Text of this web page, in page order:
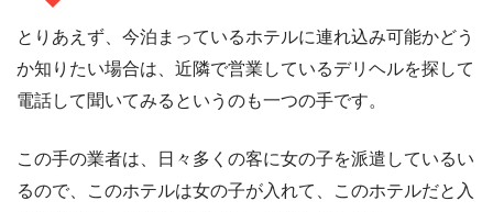
とりあえず、今泊まっているホテルに連れ込み可能かどう
か知りたい場合は、近隣で営業しているデリヘルを探して
電話して聞いてみるというのも一つの手です。
この手の業者は、日々多くの客に女の子を派遣しているい
るので、このホテルは女の子が入れて、このホテルだと入